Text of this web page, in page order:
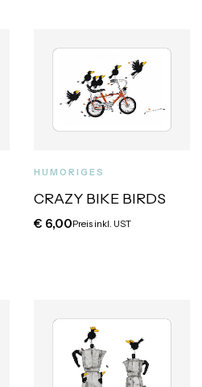
HUMORIGES
CRAZY BIKE BIRDS
€ 6,00Preis inkl. UST